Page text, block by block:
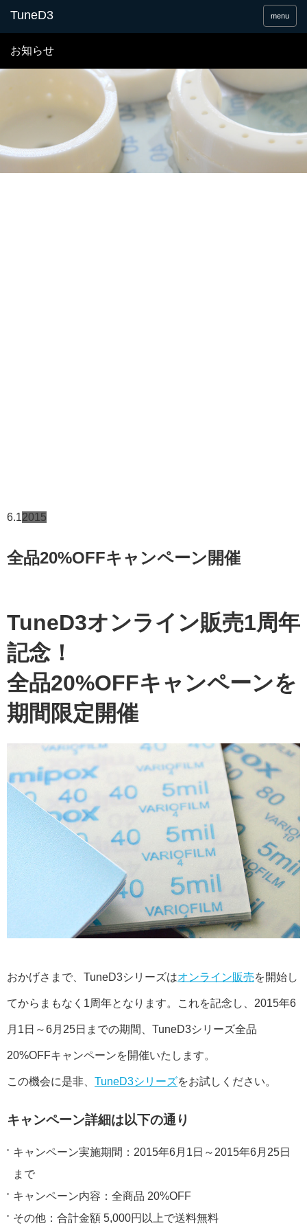
menu
お知らせ
6.12015
全品20%OFFキャンペーン開催
TuneD3オンライン販売1周年
記念！
全品20%OFFキャンペーンを
期間限定開催
おかげさまで、TuneD3シリーズはオンライン販売を開始し
てからまもなく1周年となります。これを記念し、2015年6
月1日～6月25日までの期間、TuneD3シリーズ全品
20%OFFキャンペーンを開催いたします。
この機会に是非、 TuneD3シリーズをお試しください。
キャンペーン詳細は以下の通り
キャンペーン実施期間：2015年6月1日～2015年6月25日
まで
キャンペーン内容：全商品 20%OFF
その他：合計金額 5,000円以上で送料無料